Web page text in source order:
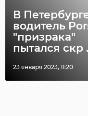
В
водитель
"призрака"
пытался скр
23 января 2023, 11:20